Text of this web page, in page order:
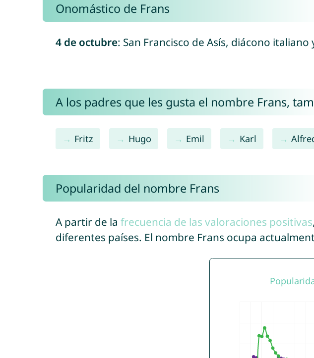
Onomástico de Frans
4 de octubre: San Francisco de Asís, diácono
A los padres que les gusta el nombre Frans,
Fritz Hugo Emil Karl
Popularidad del nombre Frans
A partir de la frecuencia de las valoraciones positivas
diferentes países. El nombre Frans ocupa